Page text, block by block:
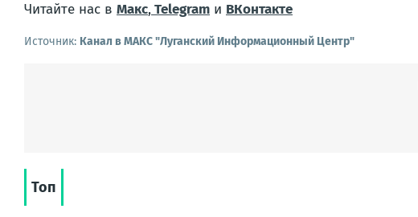
Читайте нас в Макс,Telegram и ВКонтакте
Источник: Канал в МАКС "Луганский Информационный Центр"
Топ